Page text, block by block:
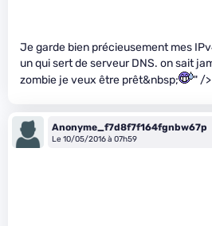
Je garde bien précieusement mes
un qui sert de serveur DNS. on sait
zombie je veux être prêt&nbsp;
" />
Anonyme_f7d8f7f164fgnbw67p
Le 10/05/2016 à 07h59